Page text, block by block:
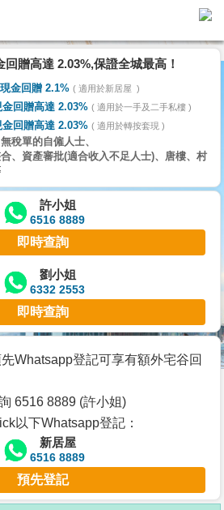
贈高達 2.03%,保證全城最高！
金回贈 2.1% 適用於新居屋
金回贈高達 2.03% 適用於一手及二手私樓
金回贈高達 2.03% 適用於轉按套現
稅單的自僱人士、
、資產審批(適合收入不足人士)、唐樓、村
許小姐
6516 8889
即時查詢
劉小姐
6332 2553
即時查詢
Whatsapp登記可享有額外宅谷回
6516 8889 (許小姐)
以下Whatsapp登記：
新居屋
6516 8889
預先登記